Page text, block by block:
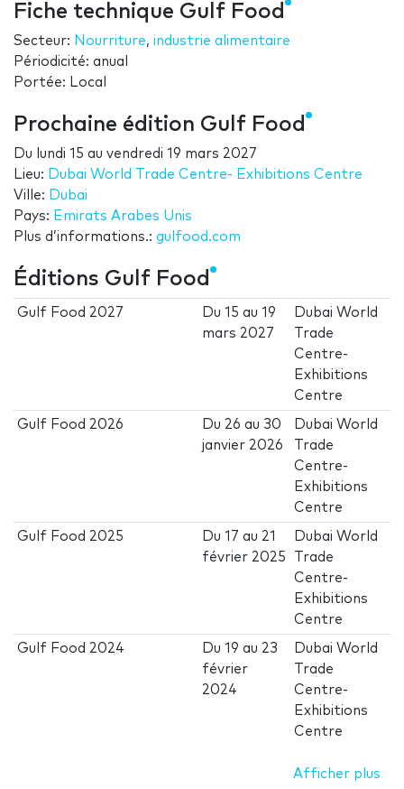
Fiche technique Gulf Food
Secteur: Nourriture, industrie alimentaire
Périodicité: anual
Portée: Local
Prochaine édition Gulf Food
Du lundi 15 au vendredi 19 mars 2027
Lieu: Dubai World Trade Centre- Exhibitions Centre
Ville: Dubai
Pays: Emirats Arabes Unis
Plus d’informations.: gulfood.com
Éditions Gulf Food
Gulf Food 2027 Du15 au19
mars 2027
Dubai World
Trade
Centre-
Exhibitions
Centre
Gulf Food 2026 Du 26 au 30
janvier 2026
Dubai World
Trade
Centre-
Exhibitions
Centre
Gulf Food 2025 Du17 au 21
février 2025
Dubai World
Trade
Centre-
Exhibitions
Centre
Gulf Food 2024 Du19 au 23
février
2024
Dubai World
Trade
Centre-
Exhibitions
Centre
Afficher plus